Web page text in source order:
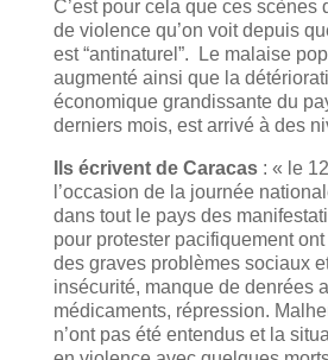
C’est pour cela que ces scènes
de violence qu’on voit depuis
est “antinaturel”. Le malaise
augmenté ainsi que la
économique grandissante du
derniers mois, est arrivé à des
Ils écrivent de Caracas: « le
l’occasion de la journée
dans tout le pays des
pour protester pacifiquement
des graves problèmes sociaux
insécurité, manque de denrées
médicaments, répression.
n’ont pas été entendus et la